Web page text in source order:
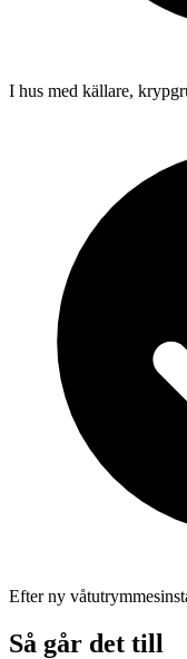
I hus med källare,
Efter ny
Så går det till